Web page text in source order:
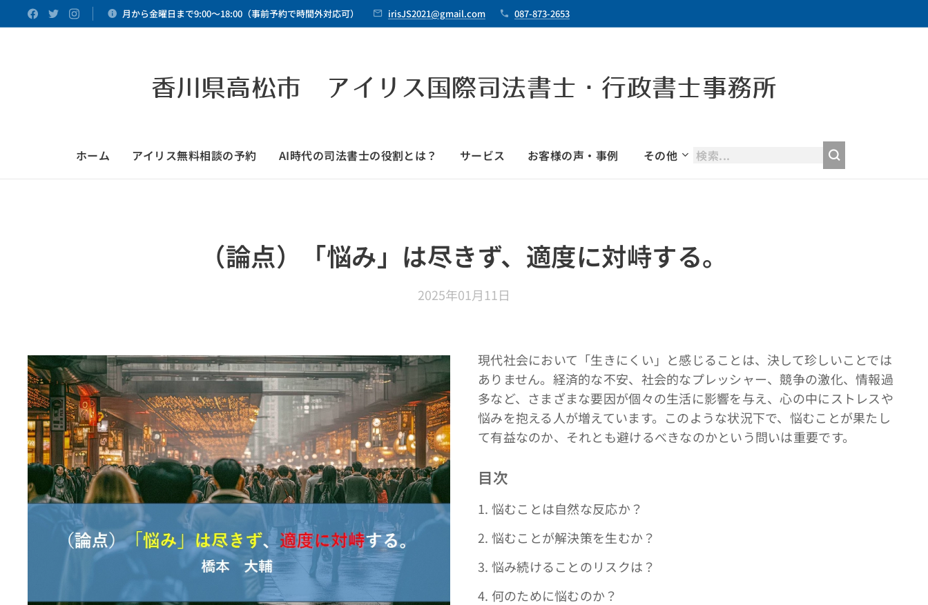
月から金曜日まで9:00～18:00（事前予約で時間外対応可） irisJS2021@gmail.com 087-873-2653
香川県高松市 アイリス国際司法書士・行政書士事務所
ホーム アイリス無料相談の予約 AI時代の司法書士の役割とは？ サービス お客様の声・事例 その他
（論点）「悩み」は尽きず、適度に対峙する。
2025年01月11日
現代社会において「生きにくい」と感じることは、決して珍しいことでは
ありません。経済的な不安、社会的なプレッシャー、競争の激化、情報過
多など、さまざまな要因が個々の生活に影響を与え、心の中にストレスや
悩みを抱える人が増えています。このような状況下で、悩むことが果たし
て有益なのか、それとも避けるべきなのかという問いは重要です。
目次
1. 悩むことは自然な反応か？
2. 悩むことが解決策を生むか？
3. 悩み続けることのリスクは？
4. 何のために悩むのか？